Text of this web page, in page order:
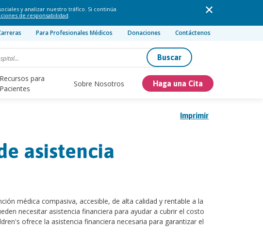
y analizar nuestro tráfico. Si continúa
de responsabilidad.
Para Profesionales Médicos Donaciones Contáctenos
Buscar
Recursos para
Pacientes
Sobre Nosotros Haga una Cita
Imprimir
asistencia
médica compasiva, accesible, de alta calidad y rentable a la
necesitar asistencia financiera para ayudar a cubrir el costo
ofrece la asistencia financiera necesaria para garantizar el